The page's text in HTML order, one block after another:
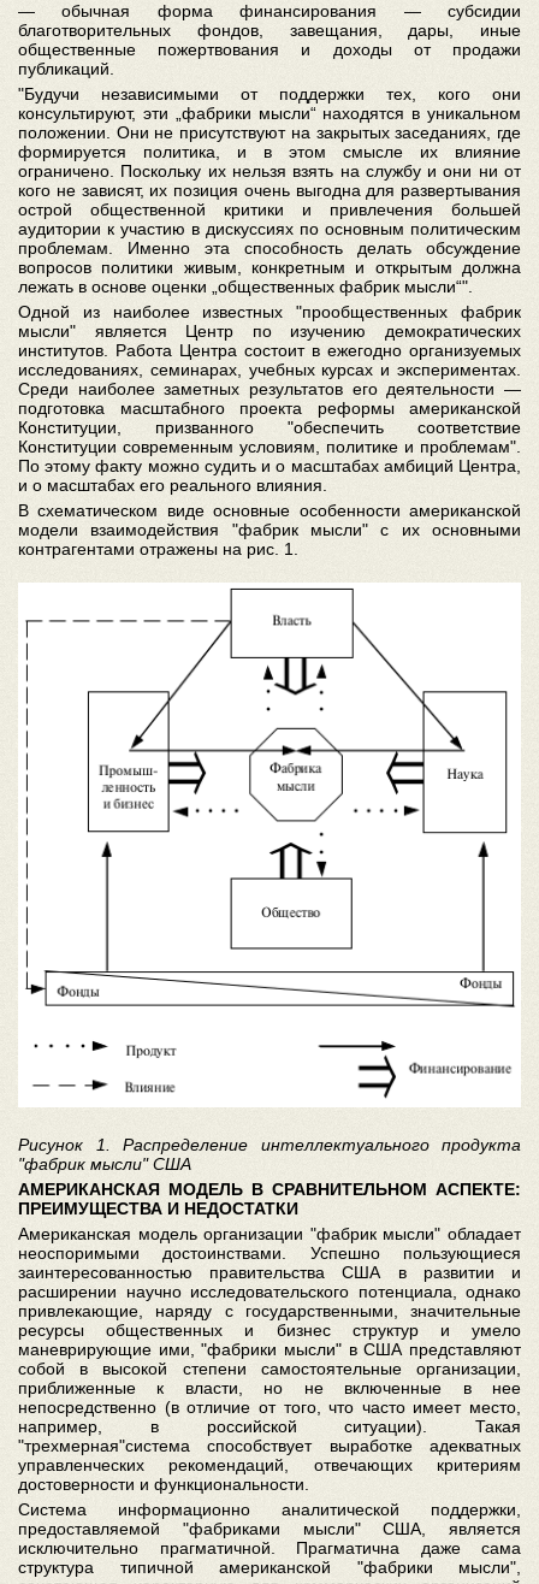
— обычная форма финансирования — субсидии
благотворительных фондов, завещания, дары, иные
общественные пожертвования и доходы от продажи
публикаций.
"Будучи независимыми от поддержки тех, кого они
консультируют, эти „фабрики мысли“ находятся в уникальном
положении. Они не присутствуют на закрытых заседаниях, где
формируется политика, и в этом смысле их влияние
ограничено. Поскольку их нельзя взять на службу и они ни от
кого не зависят, их позиция очень выгодна для развертывания
острой общественной критики и привлечения большей
аудитории к участию в дискуссиях по основным политическим
проблемам. Именно эта способность делать обсуждение
вопросов политики живым, конкретным и открытым должна
лежать в основе оценки „общественных фабрик мысли“".
Одной из наиболее известных "прообщественных фабрик
мысли" является Центр по изучению демократических
институтов. Работа Центра состоит в ежегодно организуемых
исследованиях, семинарах, учебных курсах и экспериментах.
Среди наиболее заметных результатов его деятельности —
подготовка масштабного проекта реформы американской
Конституции, призванного "обеспечить соответствие
Конституции современным условиям, политике и проблемам".
По этому факту можно судить и о масштабах амбиций Центра,
и о масштабах его реального влияния.
В схематическом виде основные особенности американской
модели взаимодействия "фабрик мысли" с их основными
контрагентами отражены на рис. 1.
Рисунок 1. Распределение интеллектуального продукта
"фабрик мысли" США
АМЕРИКАНСКАЯ МОДЕЛЬ В СРАВНИТЕЛЬНОМ АСПЕКТЕ:
ПРЕИМУЩЕСТВА И НЕДОСТАТКИ
Американская модель организации "фабрик мысли" обладает
неоспоримыми достоинствами. Успешно пользующиеся
заинтересованностью правительства США в развитии и
расширении научно исследовательского потенциала, однако
привлекающие, наряду с государственными, значительные
ресурсы общественных и бизнес структур и умело
маневрирующие ими, "фабрики мысли" в США представляют
собой в высокой степени самостоятельные организации,
приближенные к власти, но не включенные в нее
непосредственно (в отличие от того, что часто имеет место,
например, в российской ситуации). Такая
"трехмерная"система способствует выработке адекватных
управленческих рекомендаций, отвечающих критериям
достоверности и функциональности.
Система информационно аналитической поддержки,
предоставляемой "фабриками мысли" США, является
исключительно прагматичной. Прагматична даже сама
структура типичной американской "фабрики мысли",